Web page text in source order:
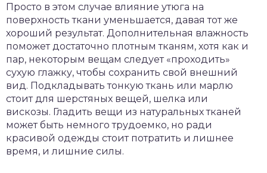
Просто в этом случае влияние утюга на
поверхность ткани уменьшается, давая тот же
хороший результат. Дополнительная влажность
поможет достаточно плотным тканям, хотя как и
пар, некоторым вещам следует «проходить»
сухую глажку, чтобы сохранить свой внешний
вид. Подкладывать тонкую ткань или марлю
стоит для шерстяных вещей, шелка или
вискозы. Гладить вещи из натуральных тканей
может быть немного трудоемко, но ради
красивой одежды стоит потратить и лишнее
время, и лишние силы.